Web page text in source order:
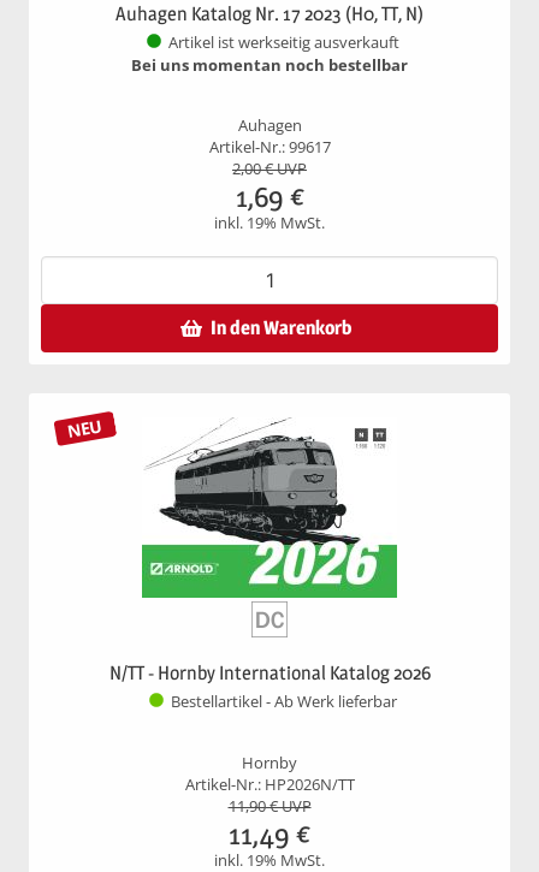
Auhagen Katalog Nr. 17 2023 (H0, TT, N)
Artikel ist werkseitig ausverkauft
Bei uns momentan noch bestellbar
Auhagen
Artikel-Nr.: 99617
2,00€ UVP
1,69 €
inkl. 19% MwSt.
In den Warenkorb
NEU
N/TT - Hornby International Katalog 2026
Bestellartikel - Ab Werk lieferbar
Hornby
Artikel-Nr.: HP2026N/TT
11,90€ UVP
11,49 €
inkl. 19% MwSt.